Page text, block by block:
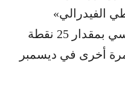
الفيدرالي»
سيخفض سعر الفائدة الرئيسي بمقدار 25 نقطة
أخرى في ديسمبر